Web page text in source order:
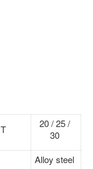
T
20 / 25 /
30
Alloy steel